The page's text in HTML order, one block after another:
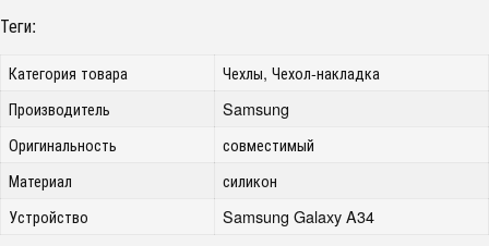
Теги:
Категория товара
Чехлы, Чехол-накладка
Производитель
Samsung
Оригинальность
совместимый
Материал
силикон
Устройство
Samsung Galaxy A34